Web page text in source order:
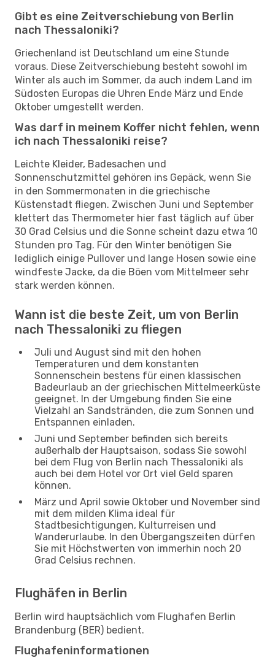
Gibt es eine Zeitverschiebung von Berlin
nach Thessaloniki?
Griechenland ist Deutschland um eine Stunde
voraus. Diese Zeitverschiebung besteht sowohl im
Winter als auch im Sommer, da auch indem Land im
Südosten Europas die Uhren Ende März und Ende
Oktober umgestellt werden.
Was darf in meinem Koffer nicht fehlen, wenn
ich nach Thessaloniki reise?
Leichte Kleider, Badesachen und
Sonnenschutzmittel gehören ins Gepäck, wenn Sie
in den Sommermonaten in die griechische
Küstenstadt fliegen. Zwischen Juni und September
klettert das Thermometer hier fast täglich auf über
30 Grad Celsius und die Sonne scheint dazu etwa 10
Stunden pro Tag. Für den Winter benötigen Sie
lediglich einige Pullover und lange Hosen sowie eine
windfeste Jacke, da die Böen vom Mittelmeer sehr
stark werden können.
Wann ist die beste Zeit, um von Berlin
nach Thessaloniki zu fliegen
Juli und August sind mit den hohen
Temperaturen und dem konstanten
Sonnenschein bestens für einen klassischen
Badeurlaub an der griechischen Mittelmeerküste
geeignet. In der Umgebung finden Sie eine
Vielzahl an Sandstränden, die zum Sonnen und
Entspannen einladen.
Juni und September befinden sich bereits
außerhalb der Hauptsaison, sodass Sie sowohl
bei dem Flug von Berlin nach Thessaloniki als
auch bei dem Hotel vor Ort viel Geld sparen
können.
März und April sowie Oktober und November sind
mit dem milden Klima ideal für
Stadtbesichtigungen, Kulturreisen und
Wanderurlaube. In den Übergangszeiten dürfen
Sie mit Höchstwerten von immerhin noch 20
Grad Celsius rechnen.
Flughäfen in Berlin
Berlin wird hauptsächlich vom Flughafen Berlin
Brandenburg (BER) bedient.
Flughafeninformationen